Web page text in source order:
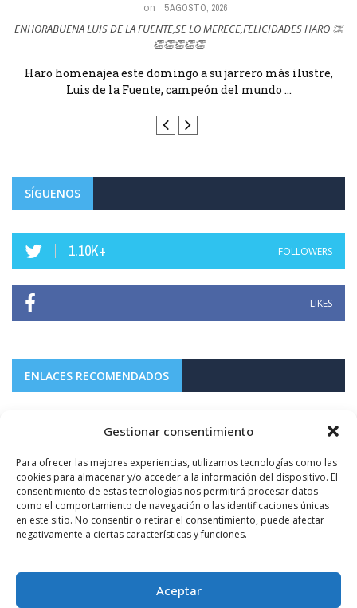
Gestionar consentimiento
Para ofrecer las mejores experiencias, utilizamos tecnologías como las
cookies para almacenar y/o acceder a la información del dispositivo. El
consentimiento de estas tecnologías nos permitirá procesar datos
como el comportamiento de navegación o las identificaciones únicas
en este sitio. No consentir o retirar el consentimiento, puede afectar
negativamente a ciertas características y funciones.
Aceptar
on 5 AGOSTO, 2026
ENHORABUENA LUIS DE LA FUENTE,SE LO MERECE,FELICIDADES HARO 👏
👏👏👏👏👏
Haro homenajea este domingo a su jarrero más ilustre,
Luis de la Fuente, campeón del mundo ...
SÍGUENOS
1.10K+ FOLLOWERS
LIKES
ENLACES RECOMENDADOS